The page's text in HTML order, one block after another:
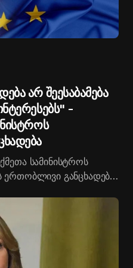
არ შეესაბამება
-
სამინისტროს
განცხადება:
და კონსტიტუციის
ქართული
ძალისხმევას
ევროატლანტიკურ